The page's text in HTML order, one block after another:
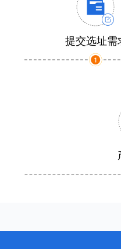
提交选址需